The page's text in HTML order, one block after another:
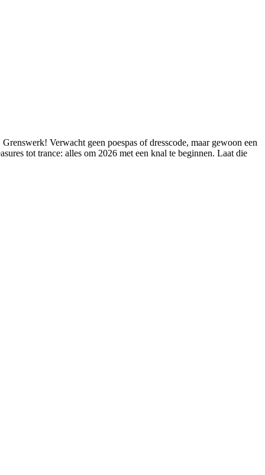
Verwacht geen poespas of dresscode, maar gewoon een
tot trance: alles om 2026 met een knal te beginnen. Laat die